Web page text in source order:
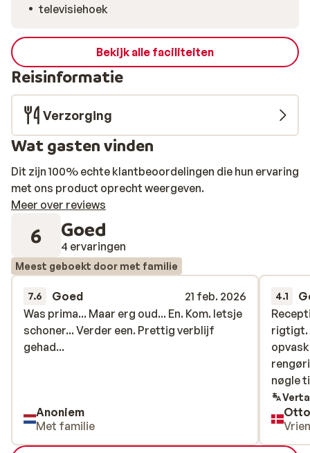
televisiehoek
Bekijk alle faciliteiten
Reisinformatie
Verzorging
Wat gasten vinden
Dit zijn 100% echte klantbeoordelingen die hun ervaring
met ons product oprecht weergeven.
Meer over reviews
6 Goed
4 ervaringen
Meest geboekt door met familie
7.6 Goed
21 feb. 2026
Was prima... Maar erg oud... En. Kom. Ietsje
schoner... Verder een. Prettig verblijf
gehad...
Was prima... Maar erg oud... En. Kom. Ietsje
schoner... Verder een. Prettig verblijf
gehad...
Anoniem
Met familie
4.1
rigtigt.
nøgle
rigtigt.
nøgle